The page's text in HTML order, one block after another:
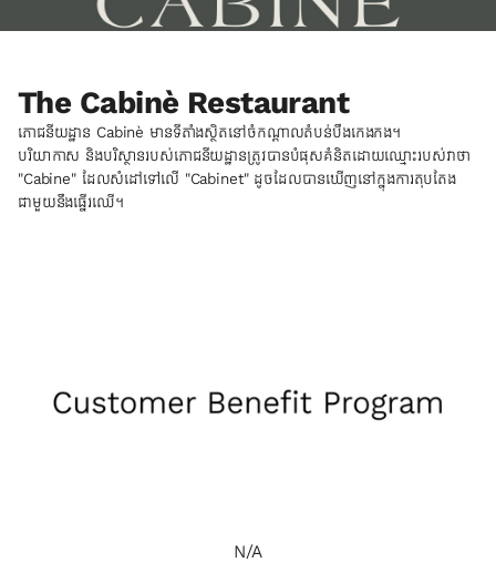
The Cabinè Restaurant
ភោជនីយដ្ឋាន Cabinè មានទីតាំងស្ថិតនៅចំកណ្តាលតំបន់បឹងកេងកង។
បរិយាកាស និងបរិស្ថានរបស់ភោជនីយដ្ឋានត្រូវបានបំផុសគំនិតដោយឈ្មោះរបស់វាថា
"Cabine" ដែលសំដៅទៅលើ "Cabinet" ដូចដែលបានឃើញនៅក្នុងការតុបតែង
ជាមួយនឹងធ្នើរឈើ។
N/A